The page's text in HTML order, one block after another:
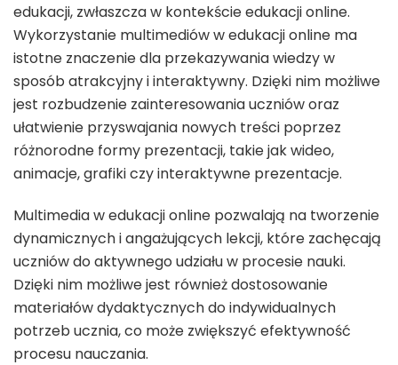
edukacji, zwłaszcza w kontekście edukacji online.
Wykorzystanie multimediów w edukacji online ma
istotne znaczenie dla przekazywania wiedzy w
sposób atrakcyjny i interaktywny. Dzięki nim możliwe
jest rozbudzenie zainteresowania uczniów oraz
ułatwienie przyswajania nowych treści poprzez
różnorodne formy prezentacji, takie jak wideo,
animacje, grafiki czy interaktywne prezentacje.
Multimedia w edukacji online pozwalają na tworzenie
dynamicznych i angażujących lekcji, które zachęcają
uczniów do aktywnego udziału w procesie nauki.
Dzięki nim możliwe jest również dostosowanie
materiałów dydaktycznych do indywidualnych
potrzeb ucznia, co może zwiększyć efektywność
procesu nauczania.